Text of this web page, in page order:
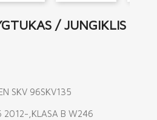
/ JUNGIKLIS
SKV 96SKV135
2012-,KLASA B W246